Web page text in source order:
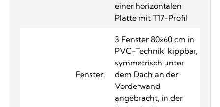
einer horizontalen
Platte mit T17-Profil
Fenster:
3 Fenster 80×60 cm in
PVC-Technik, kippbar,
symmetrisch unter
dem Dach an der
Vorderwand
angebracht, in der